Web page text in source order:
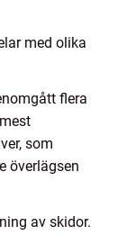
med olika
flera
som
överlägsen
av skidor.